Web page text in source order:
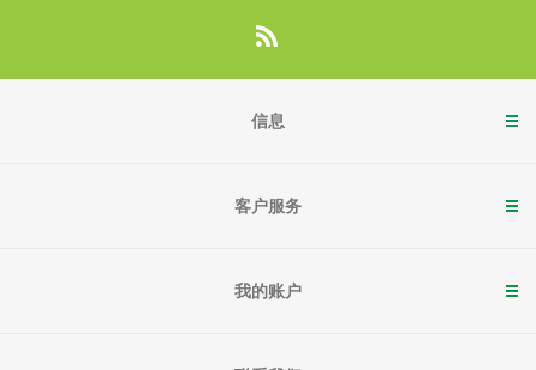
信息
客户服务
我的账户